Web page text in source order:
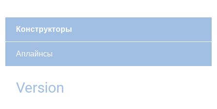
Конструкторы
Аплайнсы
Version